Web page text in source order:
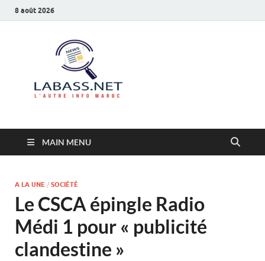
8 août 2026
MAIN MENU
A LA UNE / SOCIÉTÉ
Le CSCA épingle Radio
Médi 1 pour « publicité
clandestine »